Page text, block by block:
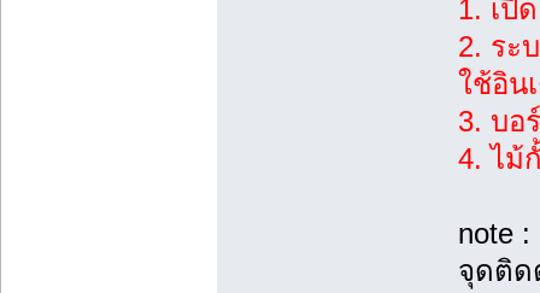
1. เปิ
2. ระ
ใช้อิน
3. บอ
4. ไม้
note
จุดติด